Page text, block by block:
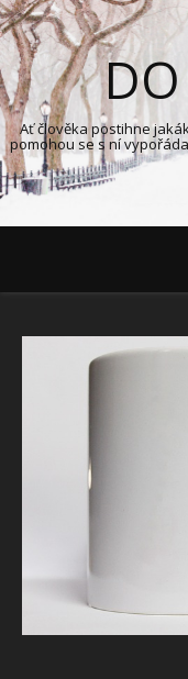
Ať člověka postihne
pomohou se s ní